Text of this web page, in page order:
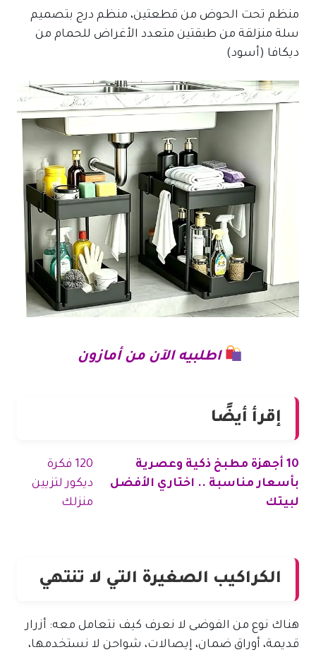
منظم تحت الحوض من قطعتين، منظم درج بتصميم
سلة منزلقة من طبقتين متعدد الأغراض للحمام من
ديكافا (أسود)
اطلبيه الآن من أمازون
إقرأ أيضًا
10 أجهزة مطبخ ذكية وعصرية
بأسعار مناسبة .. اختاري الأفضل
لبيتك
120 فكرة
ديكور لتزيين
منزلك
الكراكيب الصغيرة التي لا تنتهي
هناك نوع من الفوضى لا نعرف كيف نتعامل معه: أزرار
قديمة، أوراق ضمان، إيصالات، شواحن لا نستخدمها،